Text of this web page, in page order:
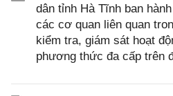
dân tỉnh Hà Tĩnh ban
các cơ quan liên quan
kiểm tra, giám sát hoạt
phương thức đa cấp trên